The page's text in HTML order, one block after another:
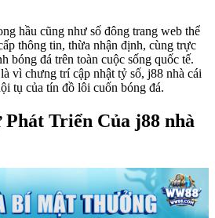
hầu cũng như số đông trang web thể
thông tin, thừa nhận định, cùng trực
bóng đá trên toàn cuộc sống quốc tế.
vì chưng trí cập nhật tỷ số, j88 nhà cái
tụ của tín đồ lôi cuốn bóng đá.
Phát Triển Của j88 nhà